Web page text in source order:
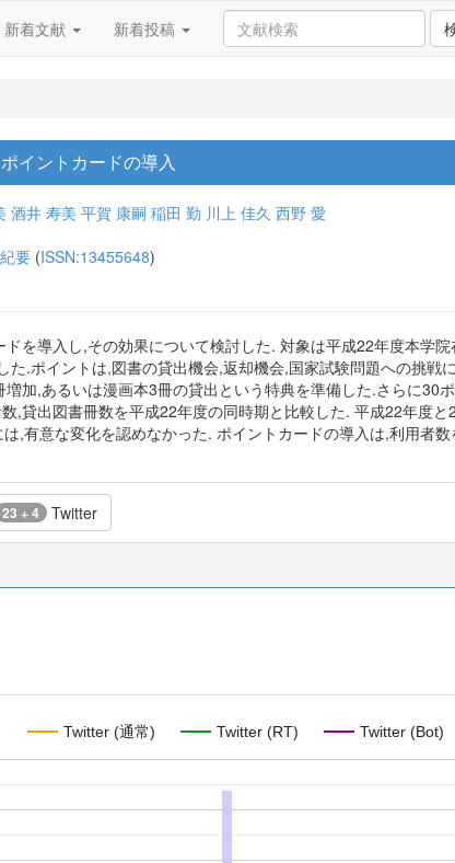
新着文献 新着投稿
イントカードの導入
酒井 寿美 平賀 康嗣 稲田 勤 川上 佳久 西野 愛
要 (ISSN:13455648)
を導入し,その効果について検討した. 対象は平成22年度本学
.ポイントは,図書の貸出機会,返却機会,国家試験問題への挑戦
加,あるいは漫画本3冊の貸出という特典を準備した.さらに30
,貸出図書冊数を平成22年度の同時期と比較した. 平成22年度
,有意な変化を認めなかった. ポイントカードの導入は,利用者
23 + 4 Twitter
Twitter (通常) Twitter (RT) Twitter (Bot)